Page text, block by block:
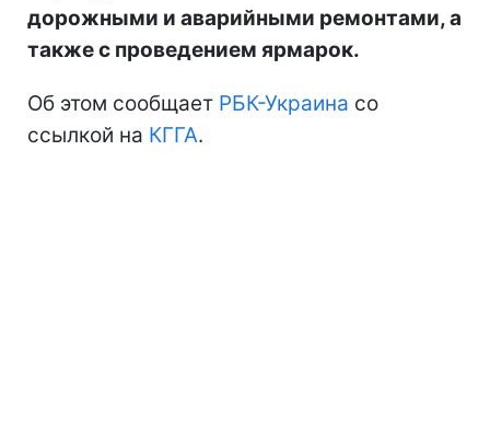
дорожными и аварийными ремонтами, а
также с проведением ярмарок.
Об этом сообщает РБК-Украина со
ссылкой на КГГА.